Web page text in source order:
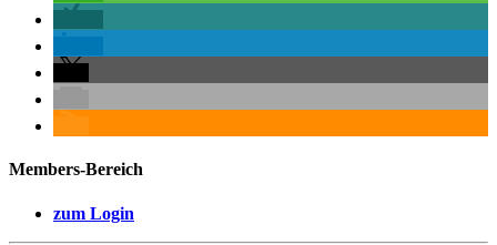
Members-Bereich
zum Login